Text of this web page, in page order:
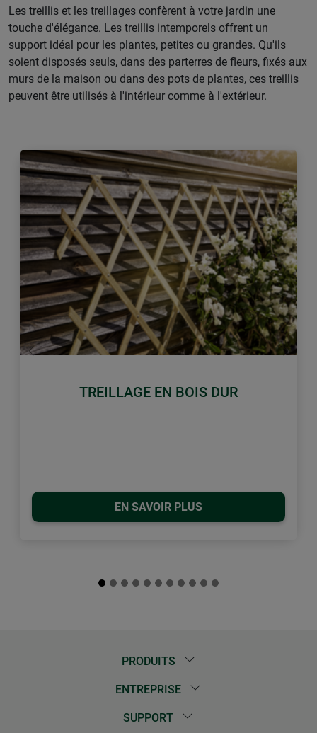
Les treillis et les treillages confèrent à votre jardin une
touche d'élégance. Les treillis intemporels offrent un
support idéal pour les plantes, petites ou grandes. Qu'ils
soient disposés seuls, dans des parterres de fleurs, fixés aux
murs de la maison ou dans des pots de plantes, ces treillis
peuvent être utilisés à l'intérieur comme à l'extérieur.
TREILLAGE EN BOIS DUR
EN SAVOIR PLUS
retour
PRODUITS
ENTREPRISE
SUPPORT